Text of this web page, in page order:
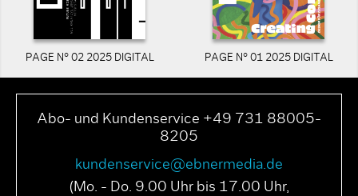
PAGE N° 02 2025 DIGITAL PAGE N° 01 2025 DIGITAL
Abo- und Kundenservice +49 731 88005-
8205
kundenservice@ebnermedia.de
(Mo. - Do. 9.00 Uhr bis 17.00 Uhr,